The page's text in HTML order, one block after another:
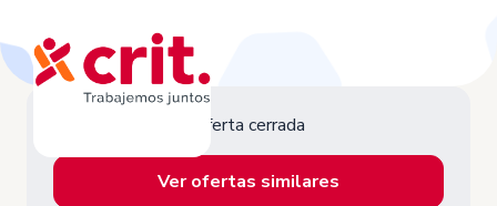
Oferta cerrada
Ver ofertas similares